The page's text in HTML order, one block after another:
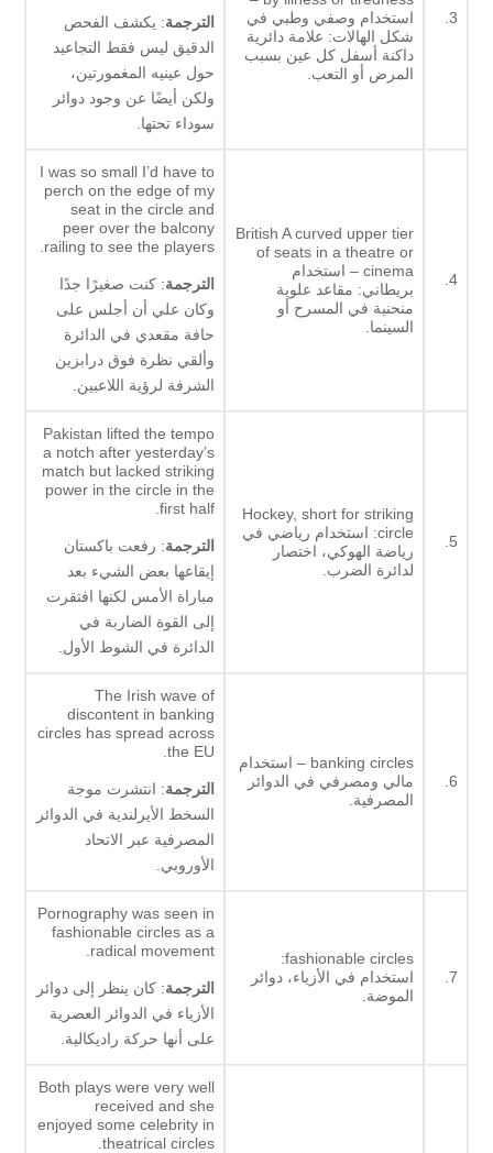
3.
استخدام وصفي وطبي في
شكل الهالات: علامة دائرية
داكنة أسفل كل عين بسبب
المرض أو التعب.
الترجمة: يكشف الفحص
الدقيق ليس فقط التجاعيد
حول عينيه المغمورتين،
ولكن أيضًا عن وجود دوائر
سوداء تحتها.
4.
British A curved upper tier
of seats in a theatre or
cinema – استخدام
بريطاني: مقاعد علوية
منحنية في المسرح أو
السينما.
I was so small I’d have to
perch on the edge of my
seat in the circle and
peer over the balcony
railing to see the players.
الترجمة: كنت صغيرًا جدًا
وكان علي أن أجلس على
حافة مقعدي في الدائرة
وألقي نظرة فوق درابزين
الشرفة لرؤية اللاعبين.
5.
Hockey, short for striking
circle: استخدام رياضي في
رياضة الهوكي، اختصار
لدائرة الضرب.
Pakistan lifted the tempo
a notch after yesterday’s
match but lacked striking
power in the circle in the
first half.
الترجمة: رفعت باكستان
إيقاعها بعض الشيء بعد
مباراة الأمس لكنها افتقرت
إلى القوة الضاربة في
الدائرة في الشوط الأول.
6.
banking circles – استخدام
مالي ومصرفي في الدوائر
المصرفية.
The Irish wave of
discontent in banking
circles has spread across
the EU.
الترجمة: انتشرت موجة
السخط الأيرلندية في الدوائر
المصرفية عبر الاتحاد
الأوروبي.
7.
fashionable circles:
استخدام في الأزياء، دوائر
الموضة.
Pornography was seen in
fashionable circles as a
radical movement.
الترجمة: كان ينظر إلى دوائر
الأزياء في الدوائر العصرية
على أنها حركة راديكالية.
Both plays were very well
received and she
enjoyed some celebrity in
theatrical circles.